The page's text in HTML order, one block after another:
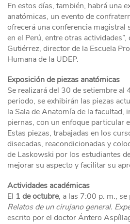
En estos días, también, habrá una
anatómicas, un evento de
ofrecerá una conferencia magistral
en el Perú, entre otras
Gutiérrez, director de la Escuela
Humana de la UDEP.
Exposición de piezas anatómicas
Se realizará del 30 de setiembre al
periodo, se exhibirán las piezas
la Sala de Anatomía de la facultad,
piernas, con un enfoque particular
Estas piezas, trabajadas en los
disecadas, reacondicionadas y
de Laskowski por los estudiantes
mejorar su aspecto y facilitar su
Actividades académicas
El 1 de octubre, a las 7:00 p. m.,
Relatos de un cirujano general.
escrito por el doctor Ántero